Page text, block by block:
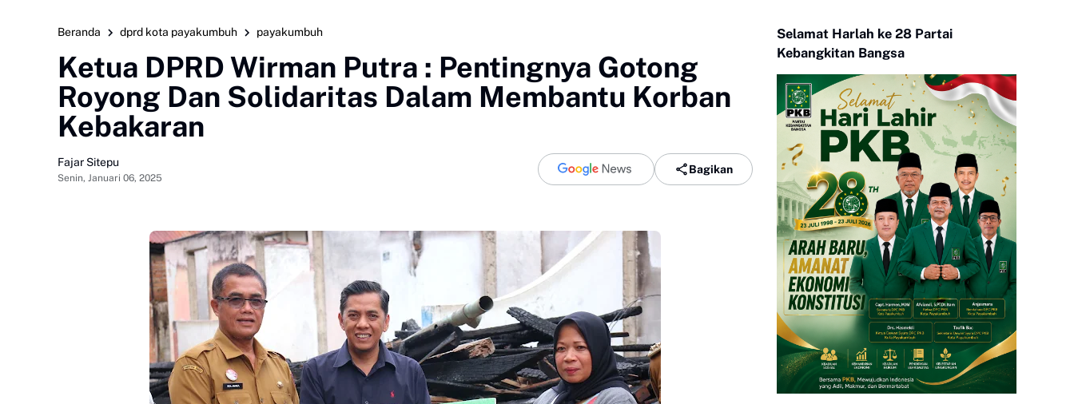
Beranda dprd kota payakumbuh payakumbuh
Ketua DPRD Wirman Putra : Pentingnya Gotong
Royong Dan Solidaritas Dalam Membantu Korban
Kebakaran
Fajar Sitepu
Senin, Januari 06, 2025
Bagikan
Selamat Harlah ke 28 Partai
Kebangkitan Bangsa